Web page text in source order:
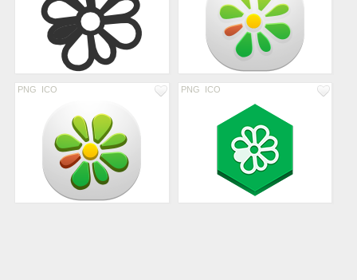
PNG ICO PNG ICO